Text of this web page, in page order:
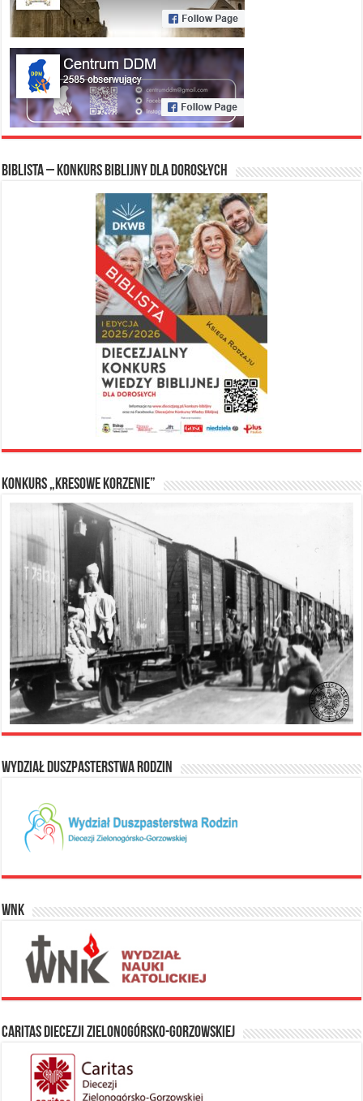
Biblista – konkurs biblijny dla dorosłych
Konkurs „Kresowe Korzenie”
Wydział Duszpasterstwa Rodzin
WNK
Caritas Diecezji Zielonogórsko-Gorzowskiej